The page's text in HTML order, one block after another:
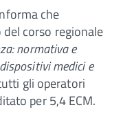
che
corso regionale
normativa e
medici e
gli operatori
per 5,4 ECM.